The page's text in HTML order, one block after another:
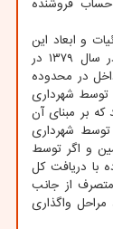
فروشنده
و ابعاد این
پرونده اظهار داشت: سازمان ملی زمین و مسکن در سال ۱۳۷۹ در
در محدوده
توسط شهرداری
که بر مبنای آن
توسط شهرداری
ای زمین و اگر توسط
با دریافت کل
از جانب
مراحل واگذاری